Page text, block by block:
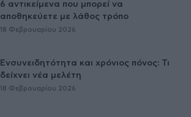
6 αντικείμενα που μπορεί να
αποθηκεύετε με λάθος τρόπο
18 Φεβρουαρίου 2026
Ενσυνειδητότητα και χρόνιος πόνος: Τι
δείχνει νέα μελέτη
18 Φεβρουαρίου 2026